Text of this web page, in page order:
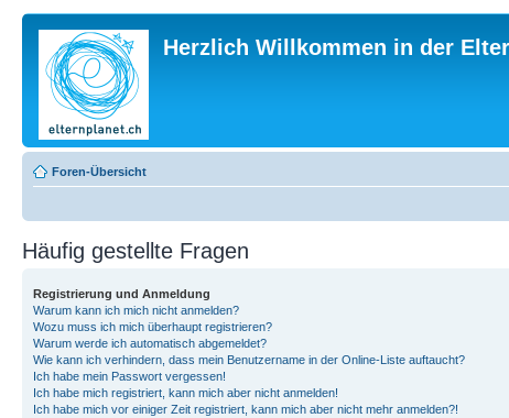
Herzlich Willkommen in der
Foren-Übersicht
Häufig gestellte Fragen
Registrierung und Anmeldung
Warum kann ich mich nicht anmelden?
Wozu muss ich mich überhaupt registrieren?
Warum werde ich automatisch abgemeldet?
Wie kann ich verhindern, dass mein Benutzername in der Online-Liste auftaucht?
Ich habe mein Passwort vergessen!
Ich habe mich registriert, kann mich aber nicht anmelden!
Ich habe mich vor einiger Zeit registriert, kann mich aber nicht mehr anmelden?!